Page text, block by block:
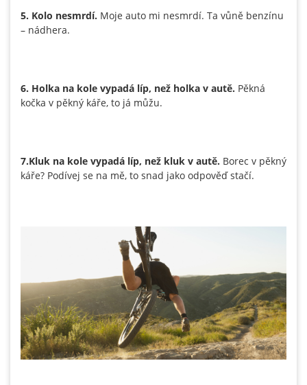
5. Kolo nesmrdí. Moje auto mi nesmrdí. Ta vůně benzínu
– nádhera.
6. Holka na kole vypadá líp, než holka v autě. Pěkná
kočka v pěkný káře, to já můžu.
7.Kluk na kole vypadá líp, než kluk v autě. Borec v pěkný
káře? Podívej se na mě, to snad jako odpověď stačí.